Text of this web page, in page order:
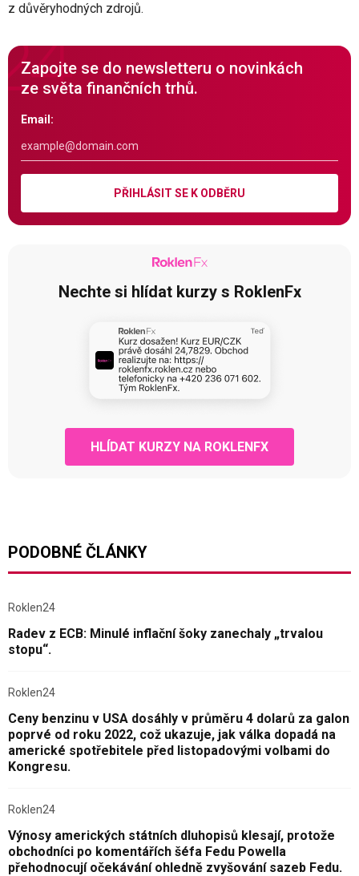
z důvěryhodných zdrojů.
Zapojte se do newsletteru o novinkách
ze světa finančních trhů.
Email:
PŘIHLÁSIT SE K ODBĚRU
Nechte si hlídat kurzy s RoklenFx
HLÍDAT KURZY NA ROKLENFX
PODOBNÉ ČLÁNKY
Roklen24
Radev z ECB: Minulé inflační šoky zanechaly „trvalou
stopu“.
Roklen24
Ceny benzinu v USA dosáhly v průměru 4 dolarů za galon
poprvé od roku 2022, což ukazuje, jak válka dopadá na
americké spotřebitele před listopadovými volbami do
Kongresu.
Roklen24
Výnosy amerických státních dluhopisů klesají, protože
obchodníci po komentářích šéfa Fedu Powella
přehodnocují očekávání ohledně zvyšování sazeb Fedu.